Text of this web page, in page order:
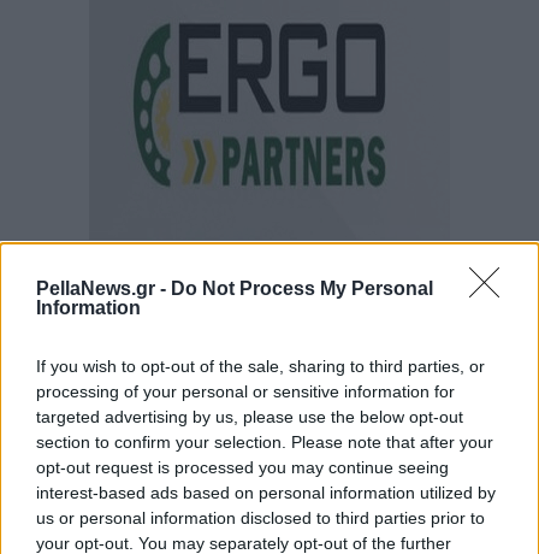
PellaNews.gr - Do Not Process My Personal
Information
If you wish to opt-out of the sale, sharing to third parties, or
processing of your personal or sensitive information for
targeted advertising by us, please use the below opt-out
section to confirm your selection. Please note that after your
opt-out request is processed you may continue seeing
interest-based ads based on personal information utilized by
us or personal information disclosed to third parties prior to
your opt-out. You may separately opt-out of the further